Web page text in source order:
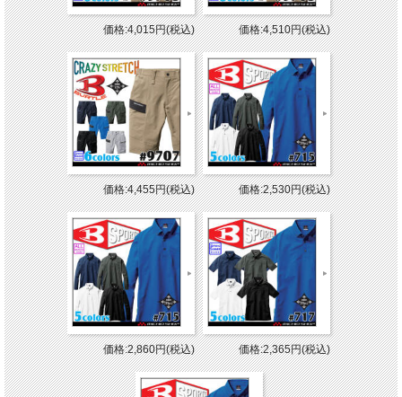
価格:4,015円(税込) 価格:4,510円(税込)
価格:4,455円(税込) 価格:2,530円(税込)
価格:2,860円(税込) 価格:2,365円(税込)